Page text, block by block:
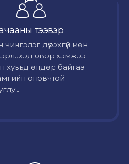
тээвэр
чингэлэг дүүрэхгүй мөн
овор хэмжээ
хувьд өндөр байгаа
оновчтой